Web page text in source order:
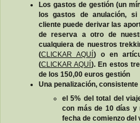
Los gastos de gestión (un
los gastos de anulación, si
cliente puede derivar las
de reserva a otro de
cualquiera de nuestros
(CLICKAR AQUÍ ) o en
(CLICKAR AQUÍ ). En estos
de los 150,00 euros gestión
Una penalización, consistente
el 5% del total del
con más de 10 días y
fecha de comienzo del